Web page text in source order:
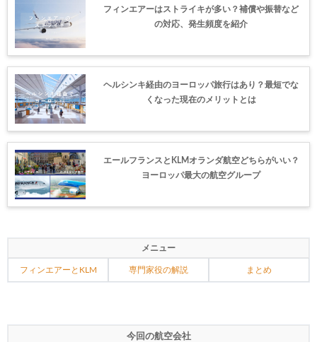
フィンエアーはストライキが多い？補償や振替など
の対応、発生頻度を紹介
ヘルシンキ経由のヨーロッパ旅行はあり？最短でな
くなった現在のメリットとは
エールフランスとKLMオランダ航空どちらがいい？
ヨーロッパ最大の航空グループ
メニュー
フィンエアーとKLM 専門家役の解説 まとめ
今回の航空会社